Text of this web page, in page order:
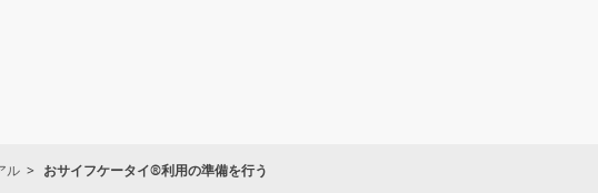
ル おサイフケータイ®利用の準備を行う